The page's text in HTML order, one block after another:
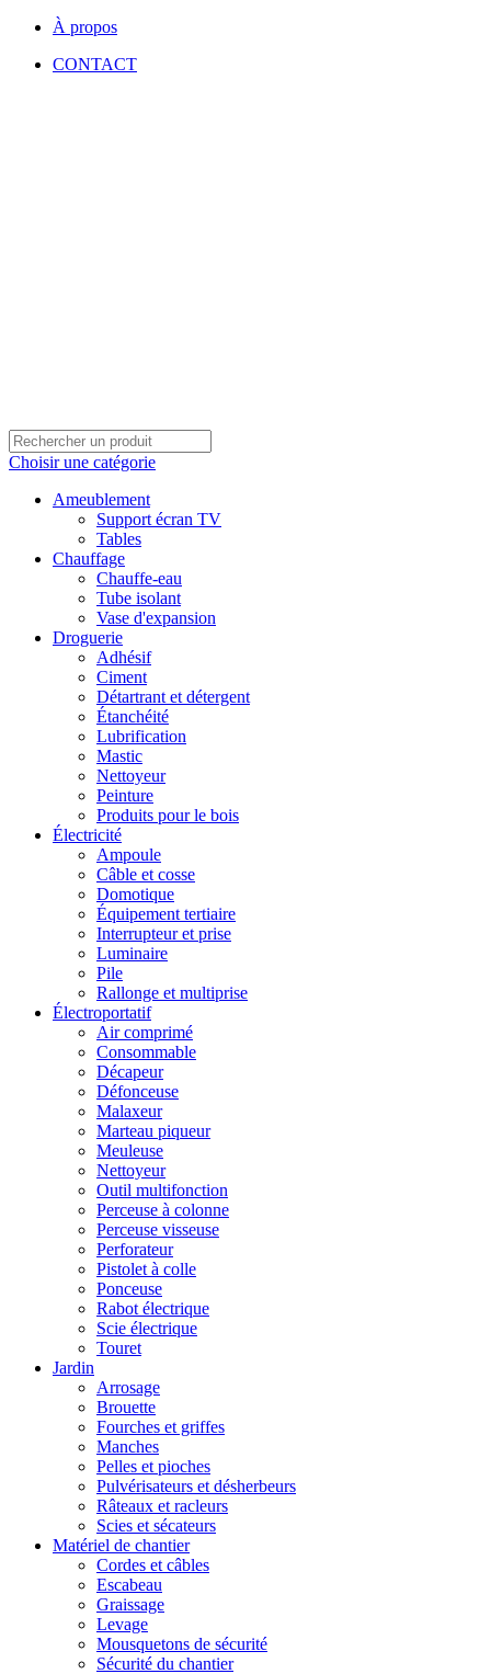
À propos
CONTACT
Choisir une catégorie
Ameublement
Support écran TV
Tables
Chauffage
Chauffe-eau
Tube isolant
Vase d'expansion
Droguerie
Adhésif
Ciment
Détartrant et détergent
Étanchéité
Lubrification
Mastic
Nettoyeur
Peinture
Produits pour le bois
Électricité
Ampoule
Câble et cosse
Domotique
Équipement tertiaire
Interrupteur et prise
Luminaire
Pile
Rallonge et multiprise
Électroportatif
Air comprimé
Consommable
Décapeur
Défonceuse
Malaxeur
Marteau piqueur
Meuleuse
Nettoyeur
Outil multifonction
Perceuse à colonne
Perceuse visseuse
Perforateur
Pistolet à colle
Ponceuse
Rabot électrique
Scie électrique
Touret
Jardin
Arrosage
Brouette
Fourches et griffes
Manches
Pelles et pioches
Pulvérisateurs et désherbeurs
Râteaux et racleurs
Scies et sécateurs
Matériel de chantier
Cordes et câbles
Escabeau
Graissage
Levage
Mousquetons de sécurité
Sécurité du chantier